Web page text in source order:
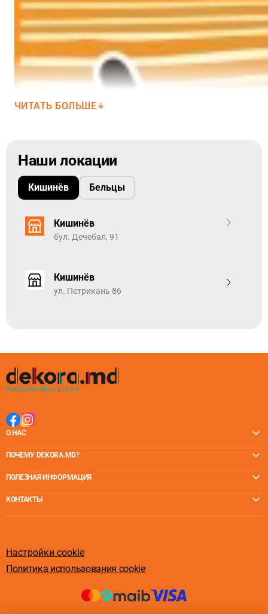
ЧИТАТЬ БОЛЬШЕ
Наши локации
Кишинёв Бельцы
Кишинёв
бул. Дечебал, 91
Кишинёв
ул. Петрикань 86
О НАС
ПОЧЕМУ DEKORA.MD?
ПОЛЕЗНАЯ ИНФОРМАЦИЯ
КОНТАКТЫ
Настройки cookie
Политика использования cookie